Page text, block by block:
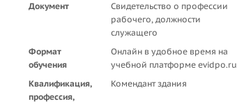
Документ
Свидетельство о профессии
рабочего, должности
служащего
Формат
обучения
Онлайн в удобное время на
учебной платформе evidpo.ru
Квалификация,
профессия,
Комендант здания